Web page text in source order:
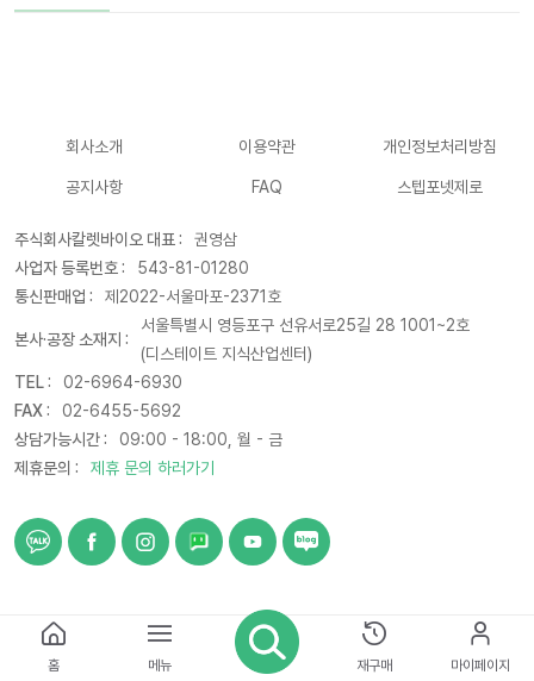
홈 메뉴 재구매 마이페이지
회사소개 이용약관 개인정보처리방침
공지사항 FAQ 스텝포넷제로
주식회사칼렛바이오 대표 :
권영삼
사업자 등록번호 :
543-81-01280
통신판매업 :
제2022-서울마포-2371호
본사·공장 소재지 :
서울특별시 영등포구 선유서로25길 28 1001~2호
(디스테이트 지식산업센터)
TEL :
02-6964-6930
FAX :
02-6455-5692
상담가능시간 :
09:00 - 18:00, 월 - 금
제휴문의 :
제휴 문의 하러가기
© 2021 CARETBIO. All rights reserved